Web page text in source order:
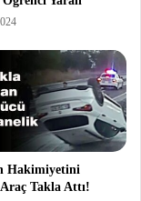
Hakimiyetini
Takla Attı!